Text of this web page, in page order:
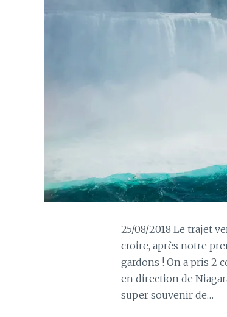
25/08/2018 Le trajet
croire, après notre
gardons ! On a pris 2
en direction de
super souvenir de…